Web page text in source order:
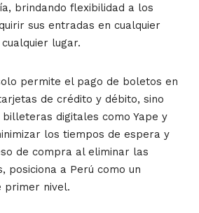
brindando flexibilidad a los
sus entradas en cualquier
lugar.
permite el pago de boletos en
de crédito y débito, sino
digitales como Yape y
los tiempos de espera y
de compra al eliminar las
posiciona a Perú como un
primer nivel.